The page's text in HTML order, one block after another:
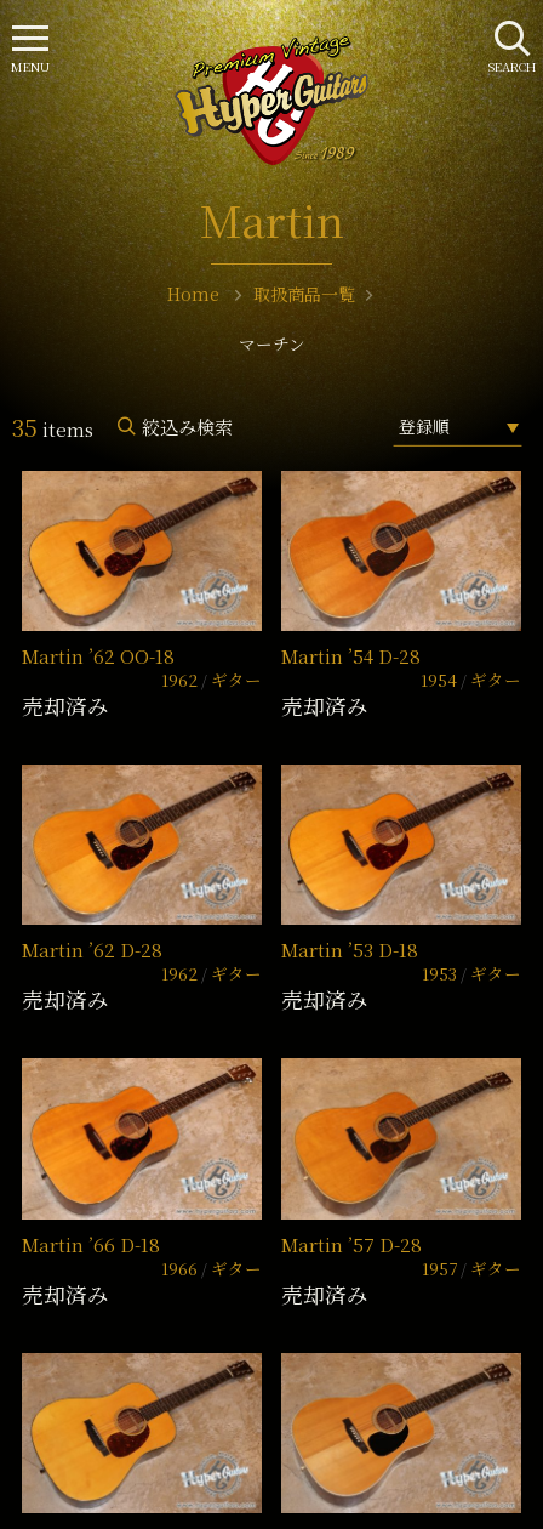
Martin
Home 取扱商品一覧
マーチン
35 items 絞込み検索
Martin ’62 OO-18
1962 ギター
売却済み
Martin ’54 D-28
1954 ギター
売却済み
Martin ’62 D-28
1962 ギター
売却済み
Martin ’53 D-18
1953 ギター
売却済み
Martin ’66 D-18
1966 ギター
売却済み
Martin ’57 D-28
1957 ギター
売却済み
SEARCH
MENU